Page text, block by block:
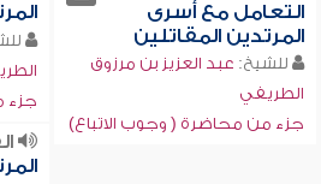
التعامل مع أسرى
المرتدين المقاتلين
للشيخ: عبد العزيز بن مرزوق
الطريفي
جزء من محاضرة ( وجوب الاتباع)
جزء